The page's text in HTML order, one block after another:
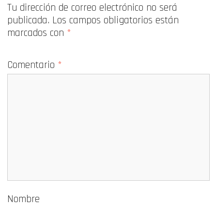
Tu dirección de correo electrónico no será
publicada. Los campos obligatorios están
marcados con *
Comentario *
Nombre